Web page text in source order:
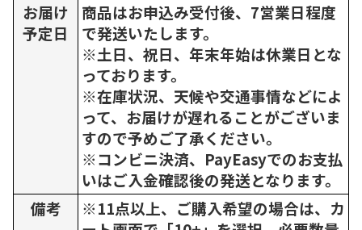
お届け
予定日
商品はお申込み受付後、7営業日程度
で発送いたします。
※土日、祝日、年末年始は休業日とな
っております。
※在庫状況、天候や交通事情などによ
って、お届けが遅れることがございま
すので予めご了承ください。
※コンビニ決済、PayEasyでのお支払
いはご入金確認後の発送となります。
備考
※11点以上、ご購入希望の場合は、カ